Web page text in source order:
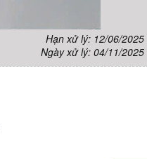
Hạn xử lý: 12/06/2025
Ngày xử lý: 04/11/2025